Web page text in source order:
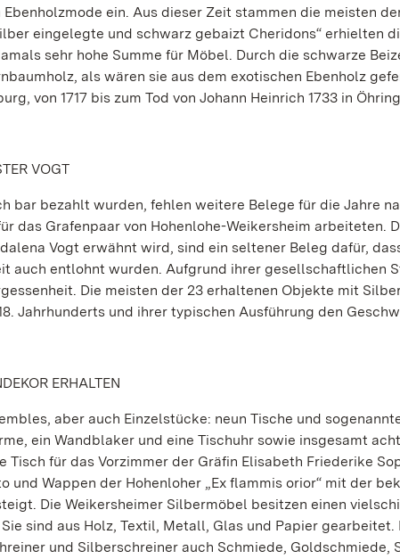
Ebenholzmode ein. Aus dieser Zeit stammen die meisten
eingelegte und schwarz gebaizt Cheridons“ erhielten
sehr hohe Summe für Möbel. Durch die schwarze
als wären sie aus dem exotischen Ebenholz
von 1717 bis zum Tod von Johann Heinrich 1733 in
VOGT
bar bezahlt wurden, fehlen weitere Belege für die Jahre
das Grafenpaar von Hohenlohe-Weikersheim arbeiteten.
Vogt erwähnt wird, sind ein seltener Beleg dafür,
auch entlohnt wurden. Aufgrund ihrer gesellschaftlichen
Die meisten der 23 erhaltenen Objekte mit
Jahrhunderts und ihrer typischen Ausführung den
ERHALTEN
aber auch Einzelstücke: neun Tische und
ein Wandblaker und eine Tischuhr sowie insgesamt
für das Vorzimmer der Gräfin Elisabeth Friederike
und Wappen der Hohenloher „Ex flammis orior“ mit der
Die Weikersheimer Silbermöbel besitzen einen
sind aus Holz, Textil, Metall, Glas und Papier
und Silberschreiner auch Schmiede, Goldschmiede,